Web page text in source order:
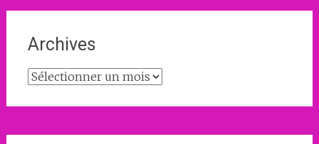
Archives
Archives